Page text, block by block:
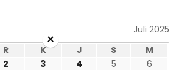
Juli 2025
R K J S
M
2 3 4 5
6
×